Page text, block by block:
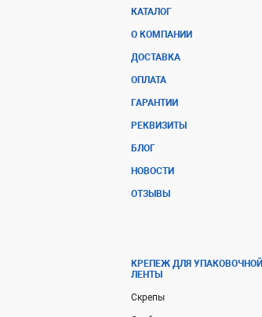
КАТАЛОГ
О КОМПАНИИ
ДОСТАВКА
ОПЛАТА
ГАРАНТИИ
РЕКВИЗИТЫ
БЛОГ
НОВОСТИ
ОТЗЫВЫ
КРЕПЕЖ ДЛЯ УПАКОВОЧНОЙ
ЛЕНТЫ
Скрепы